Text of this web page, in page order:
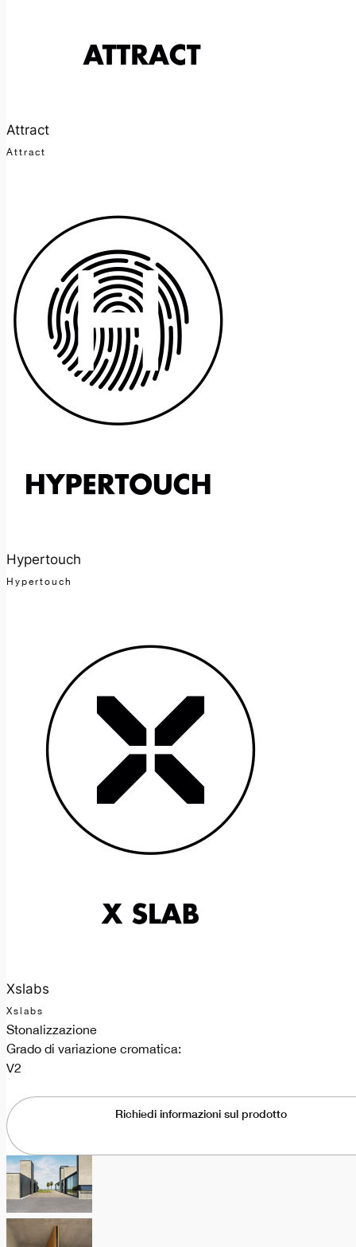
Attract
Attract
Hypertouch
Hypertouch
Xslabs
Xslabs
Stonalizzazione
Grado di variazione cromatica:
V2
Richiedi informazioni sul prodotto